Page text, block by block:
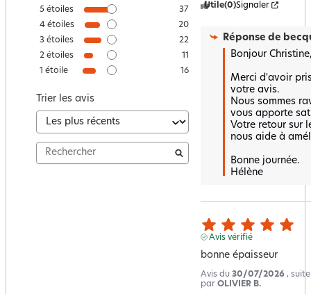
5 étoiles
37
4 étoiles
20
3 étoiles
22
2 étoiles
11
1 étoile 16
Trier les avis
Utile(0)Signaler
Réponse de
Bonjour Christine,
Merci d'avoir
votre avis.
Nous sommes
vous apporte
Votre retour sur
nous aide à
Bonne journée.
Hélène
Avis vérifié
bonne épaisseur
Avis du 30/07/2026 ,
par OLIVIER B.